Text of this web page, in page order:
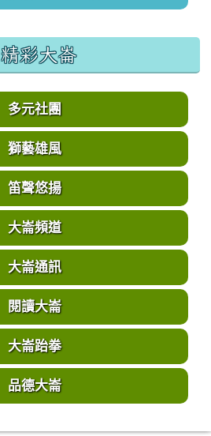
精彩大崙
多元社團
獅藝雄風
笛聲悠揚
大崙頻道
大崙通訊
閱讀大崙
大崙跆拳
品德大崙